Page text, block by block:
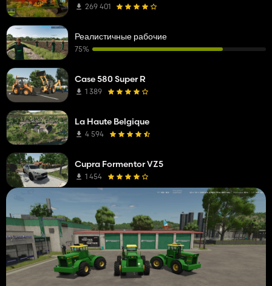
269 401
Реалистичные рабочие
75%
Case 580 Super R
1 389
La Haute Belgique
4 594
Cupra Formentor VZ5
1 454